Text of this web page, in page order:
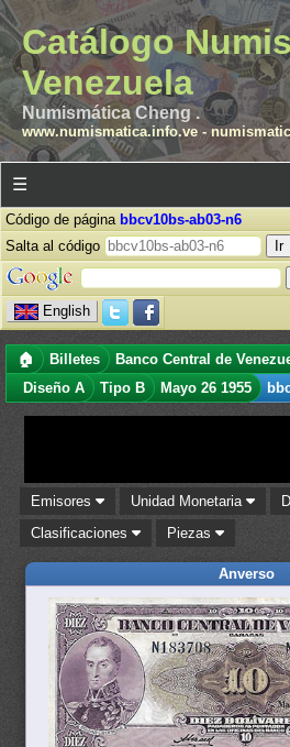
Catálogo
Venezuela
Numismática Cheng .
www.numismatica.info.ve-
☰
Código de página bbcv10bs-ab03-n6
Salta al código
English
🏠 Billetes Banco Central de
Diseño A
Tipo B Mayo 26 1955
Emisores Unidad Monetaria
Clasificaciones
Piezas
Anverso